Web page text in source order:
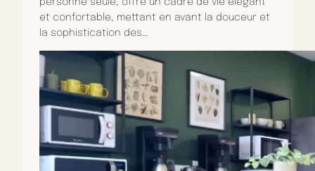
personne seule, offre un cadre de vie élégant
et confortable, mettant en avant la douceur et
la sophistication des…